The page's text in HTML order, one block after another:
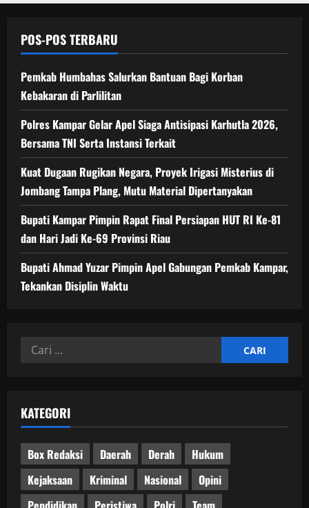
POS-POS TERBARU
Pemkab Humbahas Salurkan Bantuan Bagi Korban
Kebakaran di Parlilitan
Polres Kampar Gelar Apel Siaga Antisipasi Karhutla 2026,
Bersama TNI Serta Instansi Terkait
Kuat Dugaan Rugikan Negara, ​Proyek Irigasi Misterius di
Jombang Tampa Plang, Mutu Material Dipertanyakan
Bupati Kampar Pimpin Rapat Final Persiapan HUT RI Ke-81
dan Hari Jadi Ke-69 Provinsi Riau
Bupati Ahmad Yuzar Pimpin Apel Gabungan Pemkab Kampar,
Tekankan Disiplin Waktu
Cari
KATEGORI
Box Redaksi Daerah Derah
Hukum
Kejaksaan
Kriminal Nasional
Opini